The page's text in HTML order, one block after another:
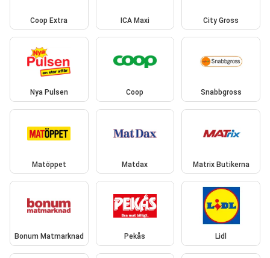
Coop Extra ICA Maxi City Gross
Nya Pulsen Coop Snabbgross
Matöppet Matdax Matrix Butikerna
Bonum Matmarknad Pekås Lidl